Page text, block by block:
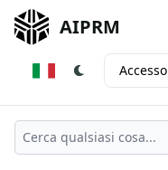
AIPRM
Accesso